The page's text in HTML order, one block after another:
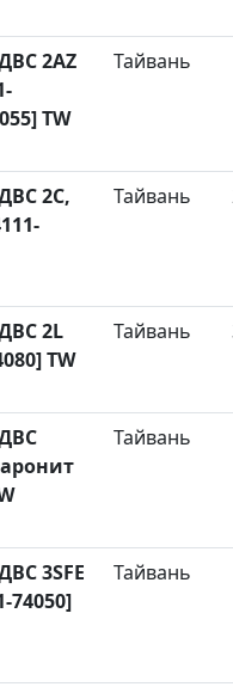
2AZ
TW
Тайвань
2C,
Тайвань
2L
TW
Тайвань
Тайвань
3SFE
74050]
Тайвань